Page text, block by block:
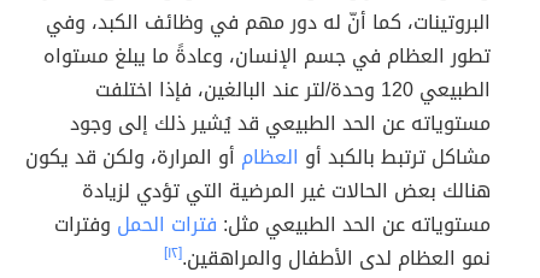
البروتينات، كما أنّ له دور مهم في وظائف الكبد، وفي
تطور العظام في جسم الإنسان، وعادةً ما يبلغ مستواه
الطبيعي 120 وحدة/لتر عند البالغين، فإذا اختلفت
مستوياته عن الحد الطبيعي قد يُشير ذلك إلى وجود
مشاكل ترتبط بالكبد أو العظام أو المرارة، ولكن قد يكون
هنالك بعض الحالات غير المرضية التي تؤدي لزيادة
مستوياته عن الحد الطبيعي مثل: فترات الحمل وفترات
نمو العظام لدى الأطفال والمراهقين.[١٢]